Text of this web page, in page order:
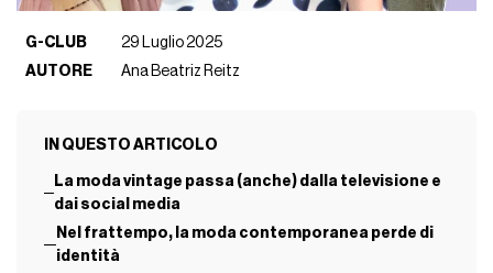
G-CLUB
29 Luglio 2025
AUTORE
Ana Beatriz Reitz
IN QUESTO ARTICOLO
La moda vintage passa (anche) dalla televisione e
dai social media
Nel frattempo, la moda contemporanea perde di
identità